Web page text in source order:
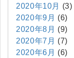
2020年10月
(3)
2020年9月 (6)
2020年8月 (9)
2020年7月 (7)
2020年6月 (6)